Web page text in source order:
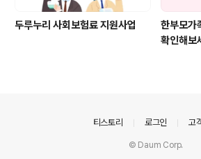
두루누리 사회보험료 지원사업
한부모가
확인해보
티스토리 로그인 고
© Daum Corp.